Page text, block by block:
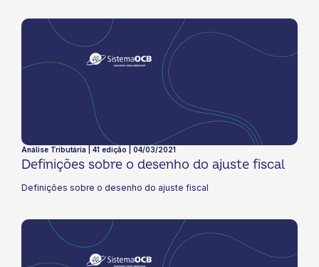
Análise Tributária | 41 edição | 04/03/2021
Definições sobre o desenho do ajuste fiscal
Definições sobre o desenho do ajuste fiscal